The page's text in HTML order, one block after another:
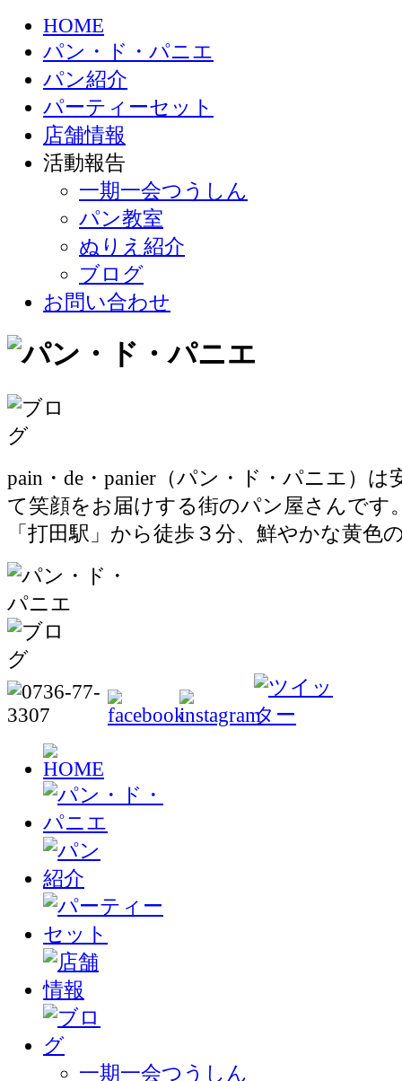
HOME
パン・ド・パニエ
パン紹介
パーティーセット
店舗情報
活動報告
一期一会つうしん
パン教室
ぬりえ紹介
ブログ
お問い合わせ
pain・de・panier（パン・ド・パニエ）は
て笑顔をお届けする街のパン屋さんです
「打田駅」から徒歩３分、鮮やかな黄色
一期一会つうしん